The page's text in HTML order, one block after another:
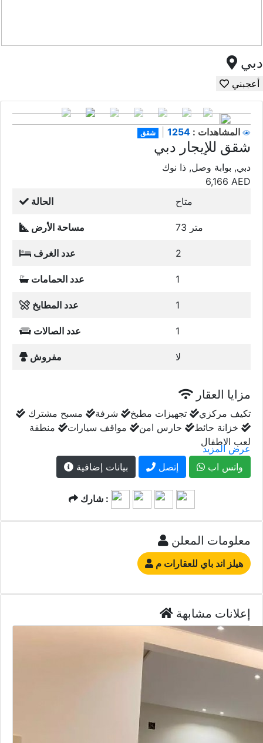
دبي
أعجبني
شقق المشاهدات :
شقق للإيجار دبي
دبي, بوابة وصل, ذا نوك
6,166 AED
الحالة
متاح
مساحة الأرض 73 متر
عدد الغرف 2
عدد الحمامات 1
عدد المطابخ 1
عدد الصالات 1
مفروش لا
مزايا العقار
تكيف مركزي تجهيزات مطبخ شرفة
مسبح مشترك
خزانة حائط
حارس امن مواقف سيارات
منطقة
لعب الاطفال
عرض المزيد
بيانات إضافية
إتصل واتس اب
شارك :
معلومات المعلن
هيلز اند باي للعقارات م
إعلانات مشابهة